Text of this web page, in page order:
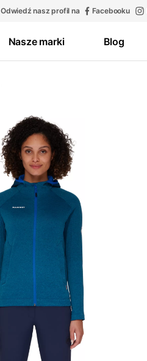
Odwiedź nasz profil na Facebooku
Nasze marki Blog